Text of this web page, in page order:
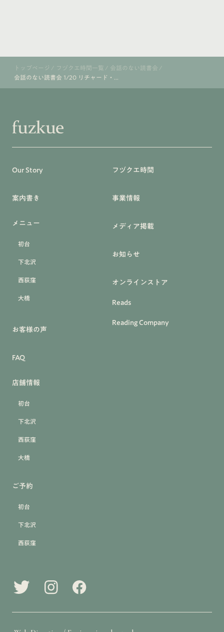
トップページ / フヅクエ時間一覧 / 会話のない読書会 /
会話のない読書会 1/20 リチャード・...
Our Story
案内書き
メニュー
初台
下北沢
西荻窪
大橋
お客様の声
FAQ
店舗情報
初台
下北沢
西荻窪
大橋
ご予約
初台
下北沢
西荻窪
フヅクエ時間
事業情報
メディア掲載
お知らせ
オンラインストア
Reads
Reading Company